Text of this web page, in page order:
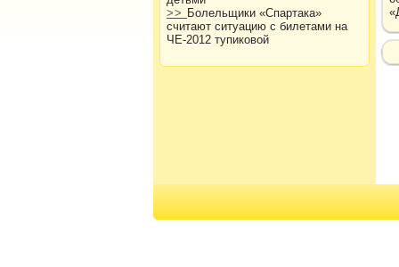
>> Болельщики «Спартака»
считают ситуацию с билетами на
ЧЕ-2012 тупиковой